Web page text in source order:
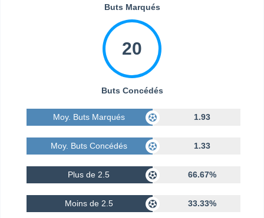
Buts Marqués
20
Buts Concédés
Moy. Buts Marqués 1.93
Moy. Buts Concédés 1.33
Plus de 2.5 66.67%
Moins de 2.5 33.33%